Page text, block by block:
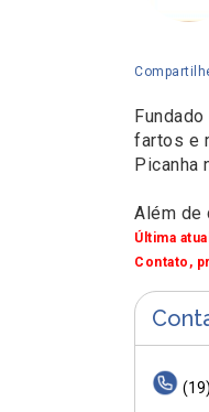
fartos e
Picanha
Além de
Última
Contato,